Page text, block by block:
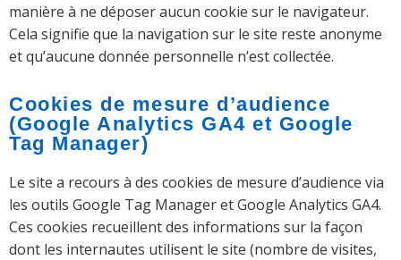
manière à ne déposer aucun cookie sur le navigateur.
Cela signifie que la navigation sur le site reste anonyme
et qu’aucune donnée personnelle n’est collectée.
Cookies de mesure d’audience
(Google Analytics GA4 et Google
Tag Manager)
Le site a recours à des cookies de mesure d’audience via
les outils Google Tag Manager et Google Analytics GA4.
Ces cookies recueillent des informations sur la façon
dont les internautes utilisent le site (nombre de visites,